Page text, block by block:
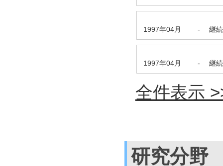
1997年04月 - 継
1997年04月 - 継
全件表示
研究分野